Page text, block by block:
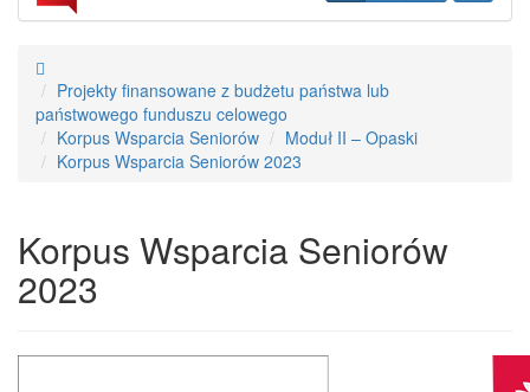
Projekty finansowane z budżetu państwa lub
państwowego funduszu celowego
Korpus Wsparcia Seniorów
Moduł II – Opaski
Korpus Wsparcia Seniorów 2023
Korpus Wsparcia Seniorów
2023